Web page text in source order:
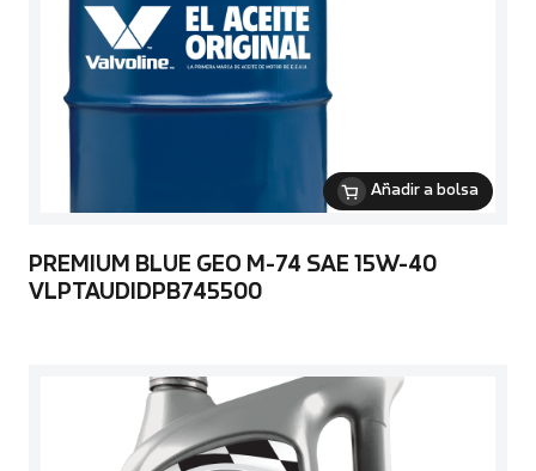
Añadir a bolsa
PREMIUM BLUE GEO M-74 SAE 15W-40
VLPTAUDIDPB745500